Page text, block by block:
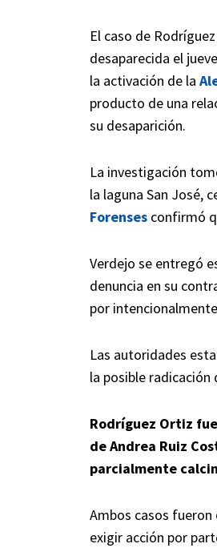
El caso de
desaparecida el
la activación de la
producto de una
su desaparición.
La investigación
la laguna San José,
Forenses confirmó
Verdejo se entregó
denuncia en su
por
Las autoridades
la posible radicación
Rodríguez Ortiz
de Andrea Ruiz
parcialmente
Ambos casos
exigir acción por